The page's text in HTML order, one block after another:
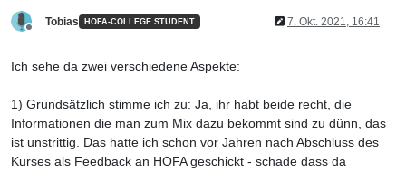
Tobias HOFA-COLLEGE STUDENT 7. Okt. 2021, 16:41
Ich sehe da zwei verschiedene Aspekte:
1) Grundsätzlich stimme ich zu: Ja, ihr habt beide recht, die
Informationen die man zum Mix dazu bekommt sind zu dünn, das
ist unstrittig. Das hatte ich schon vor Jahren nach Abschluss des
Kurses als Feedback an HOFA geschickt - schade dass da